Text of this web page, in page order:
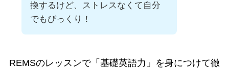
換するけど、ストレスなくて自分
でもびっくり！
REMSのレッスンで「基礎英語力」を身につけて徹